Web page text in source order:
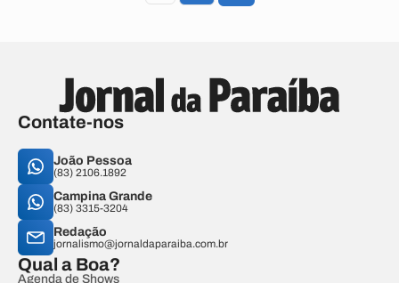
Contate-nos
João Pessoa
(83) 2106.1892
Campina Grande
(83) 3315-3204
Redação
jornalismo@jornaldaparaiba.com.br
Qual a Boa?
Agenda de Shows